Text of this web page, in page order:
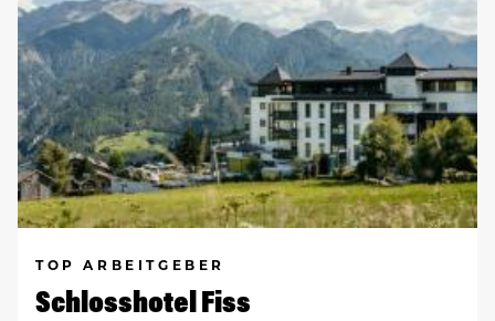
TOP ARBEITGEBER
Schlosshotel Fiss